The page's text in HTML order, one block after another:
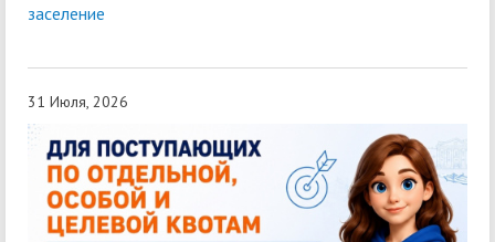
заселение
31 Июля, 2026